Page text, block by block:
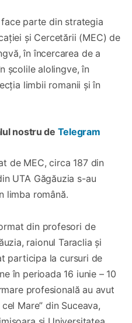
parte din strategia
și Cercetării (MEC) de
în încercarea de a
școlile alolingve, în
limbii romanii și în
nostru de Telegram
de MEC, circa 187 din
UTA Găgăuzia s-au
limba română.
din profesori de
raionul Taraclia și
participa la cursuri de
în perioada 16 iunie – 10
profesională au avut
Mare” din Suceava,